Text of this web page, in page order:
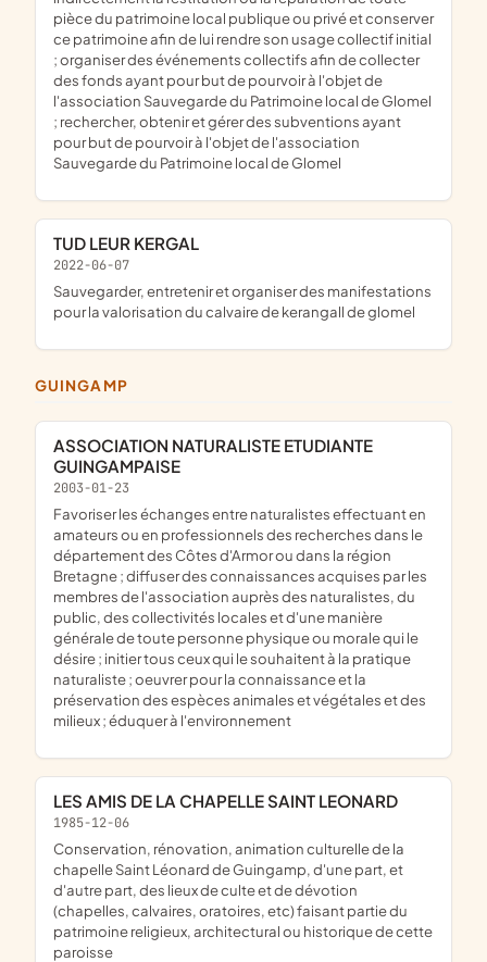
pièce du patrimoine local publique ou privé et conserver
ce patrimoine afin de lui rendre son usage collectif initial
; organiser des événements collectifs afin de collecter
des fonds ayant pour but de pourvoir à l'objet de
l'association Sauvegarde du Patrimoine local de Glomel
; rechercher, obtenir et gérer des subventions ayant
pour but de pourvoir à l'objet de l'association
Sauvegarde du Patrimoine local de Glomel
TUD LEUR KERGAL
2022-06-07
sauvegarder, entretenir et organiser des manifestations
pour la valorisation du calvaire de kerangall de glomel
GUINGAMP
ASSOCIATION NATURALISTE ETUDIANTE
GUINGAMPAISE
2003-01-23
favoriser les échanges entre naturalistes effectuant en
amateurs ou en professionnels des recherches dans le
département des Côtes d'Armor ou dans la région
Bretagne ; diffuser des connaissances acquises par les
membres de l'association auprès des naturalistes, du
public, des collectivités locales et d'une manière
générale de toute personne physique ou morale qui le
désire ; initier tous ceux qui le souhaitent à la pratique
naturaliste ; oeuvrer pour la connaissance et la
préservation des espèces animales et végétales et des
milieux ; éduquer à l'environnement
LES AMIS DE LA CHAPELLE SAINT LEONARD
1985-12-06
conservation, rénovation, animation culturelle de la
chapelle Saint Léonard de Guingamp, d'une part, et
d'autre part, des lieux de culte et de dévotion
(chapelles, calvaires, oratoires, etc) faisant partie du
patrimoine religieux, architectural ou historique de cette
paroisse